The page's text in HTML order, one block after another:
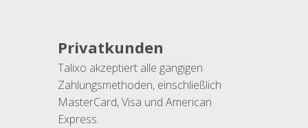
Privatkunden
Talixo akzeptiert alle gängigen
Zahlungsmethoden, einschließlich
MasterCard, Visa und American
Express.